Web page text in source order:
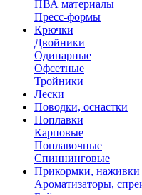
ПВА материалы
Пресс-формы
Крючки
Двойники
Одинарные
Офсетные
Тройники
Лески
Поводки, оснастки
Поплавки
Карповые
Поплавочные
Спиннинговые
Прикормки, наживки
Ароматизаторы,